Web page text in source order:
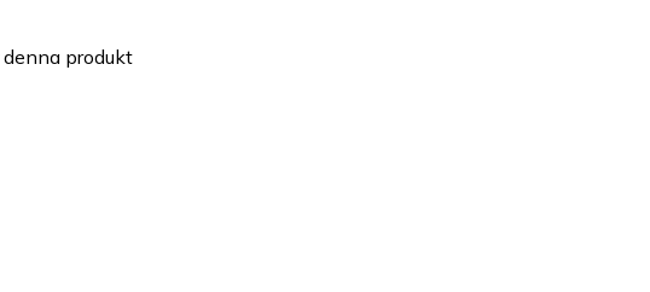
produkt